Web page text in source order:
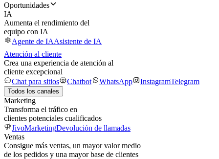
Oportunidades
IA
Aumenta el rendimiento del
equipo con IA
Agente de IAAsistente de IA
Atención al cliente
Crea una experiencia de atención al
cliente excepcional
Chat para sitios
Chatbot WhatsApp InstagramTelegram
Todos los canales
Marketing
Transforma el tráfico en
clientes potenciales cualificados
JivoMarketingDevolución de llamadas
Ventas
Consigue más ventas, un mayor valor medio
de los pedidos y una mayor base de clientes